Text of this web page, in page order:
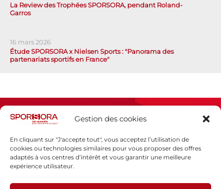
Gestion des cookies
En cliquant sur "J'accepte tout", vous acceptez l’utilisation de
cookies ou technologies similaires pour vous proposer des offres
adaptés à vos centres d’intérêt et vous garantir une meilleure
expérience utilisateur.
La Review des Trophées SPORSORA, pendant Roland-
Garros
16 mars 2026
Étude SPORSORA x Nielsen Sports : "Panorama des
partenariats sportifs en France"
Espace presse
Politique de confidentialité